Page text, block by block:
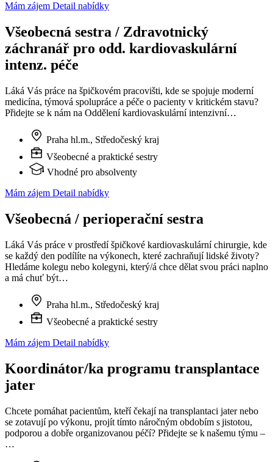
Mám zájem Detail nabídky
Všeobecná sestra / Zdravotnický
záchranář pro odd. kardiovaskulární
intenz. péče
Láká Vás práce na špičkovém pracovišti, kde se spojuje moderní
medicína, týmová spolupráce a péče o pacienty v kritickém stavu?
Přidejte se k nám na Oddělení kardiovaskulární intenzivní…
Praha hl.m., Středočeský kraj
Všeobecné a praktické sestry
Vhodné pro absolventy
Mám zájem Detail nabídky
Všeobecná / perioperační sestra
Láká Vás práce v prostředí špičkové kardiovaskulární chirurgie, kde
se každý den podílíte na výkonech, které zachraňují lidské životy?
Hledáme kolegu nebo kolegyni, který/á chce dělat svou práci naplno
a má chuť být…
Praha hl.m., Středočeský kraj
Všeobecné a praktické sestry
Mám zájem Detail nabídky
Koordinátor/ka programu transplantace
jater
Chcete pomáhat pacientům, kteří čekají na transplantaci jater nebo
se zotavují po výkonu, projít tímto náročným obdobím s jistotou,
podporou a dobře organizovanou péčí? Přidejte se k našemu týmu –
…